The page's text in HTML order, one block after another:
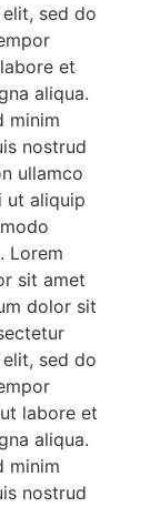
sed do
et
aliqua.
minim
nostrud
ullamco
ut aliquip
Lorem
sit amet
dolor sit
sed do
labore et
aliqua.
minim
nostrud